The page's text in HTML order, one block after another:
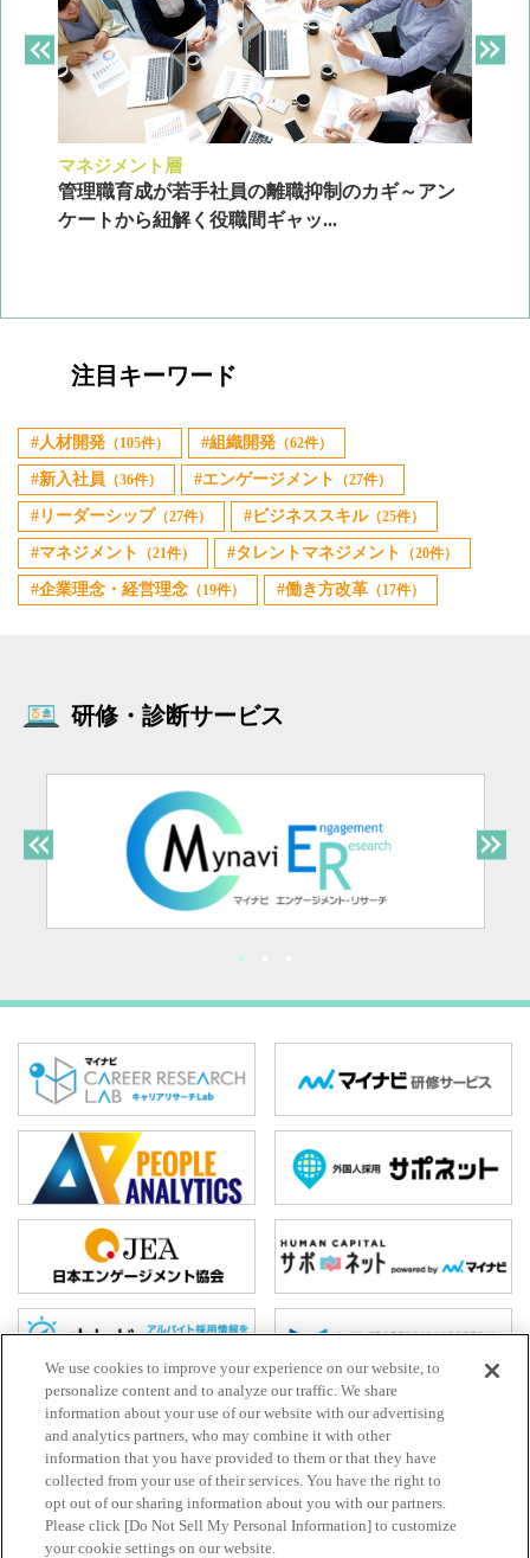
マネジメント層
管理職育成が若手社員の離職抑制のカギ～アン
ケートから紐解く役職間ギャッ...
注目キーワード
人材開発 （105件） 組織開発 （62件）
新入社員 （36件） エンゲージメント （27件）
リーダーシップ （27件） ビジネススキル（25件）
マネジメント （21件） タレントマネジメント （20件）
企業理念・経営理念 （19件） 働き方改革 （17件）
研修・診断サービス
ホーム
お問い合わせ
HR Trend Labとは
プライバシーポリシー
We use cookies to improve your experience on our website, to
personalize content and to analyze our traffic. We share
information about your use of our website with our advertising
and analytics partners, who may combine it with other
information that you have provided to them or that they have
collected from your use of their services. You have the right to
opt out of our sharing information about you with our partners.
Please click [Do Not Sell My Personal Information] to customize
your cookie settings on our website.